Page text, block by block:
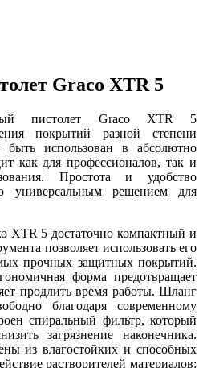
Graco XTR 5
пистолет Graco XTR 5
покрытий разной степени
быть использован в абсолютно
как для профессионалов, так и
Простота и удобство
универсальным решением для
XTR 5 достаточно компактный и
позволяет использовать его
прочных защитных покрытий.
форма предотвращает
продлить время работы. Шланг
благодаря современному
спиральный фильтр, который
загрязнение наконечника.
из влагостойких и способных
растворителей материалов: